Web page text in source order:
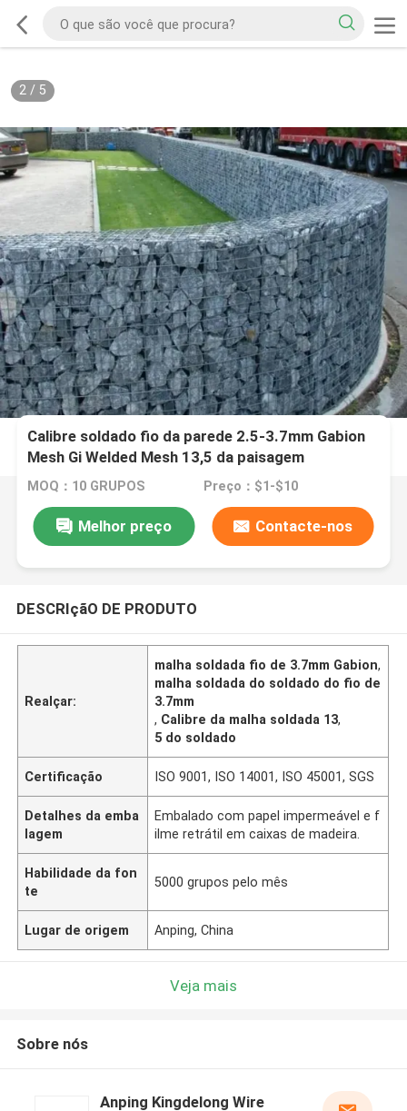
2/ 5
Calibre soldado fio da parede 2.5-3.7mm Gabion
Mesh Gi Welded Mesh 13,5 da paisagem
MOQ：10 GRUPOS Preço：$1-$10
Melhor preço Contacte-nos
DESCRIçãO DE PRODUTO
Realçar:
malha soldada fio de 3.7mm Gabion,
malha soldada do soldado do fio de
3.7mm
, Calibre da malha soldada 13,
5 do soldado
Certificação ISO 9001, ISO 14001, ISO 45001, SGS
Detalhes da emba
lagem
Embalado com papel impermeável e f
ilme retrátil em caixas de madeira.
Habilidade da fon
te
5000 grupos pelo mês
Lugar de origem Anping, China
Veja mais
Sobre nós
Anping Kingdelong Wire